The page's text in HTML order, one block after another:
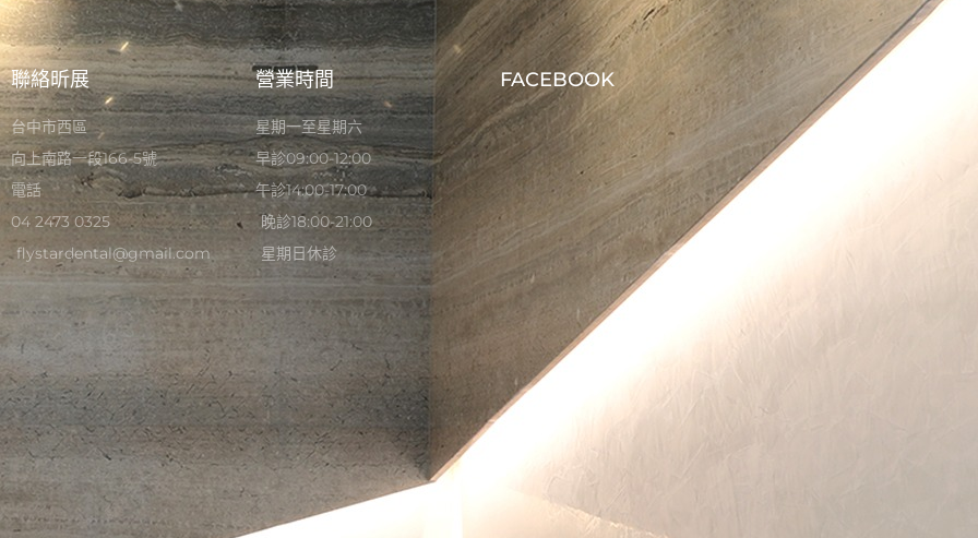
聯絡昕展
台中市西區
向上南路一段166-5號
電話
04 2473 0325
flystardental@gmail.com
營業時間
星期一至星期六
早診09:00-12:00
午診14:00-17:00
晚診18:00-21:00
星期日休診
FACEBOOK